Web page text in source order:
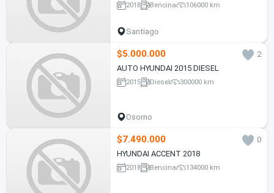
2018 Bencina 106000 km
Santiago
$5.000.000
2
AUTO HYUNDAI 2015 DIESEL
2015 Diesel 300000 km
Osorno
$7.490.000
0
HYUNDAI ACCENT 2018
2018 Bencina 134000 km